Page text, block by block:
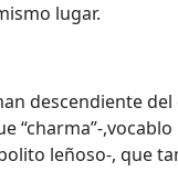
lugar.
descendiente
leñoso-, que